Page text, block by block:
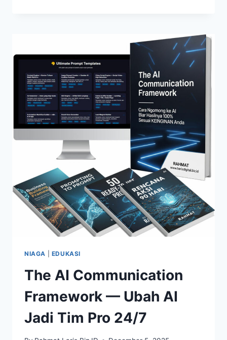
EBOOK
DENGAN
AI
DALAM
24
JAM
NIAGA EDUKASI
The AI Communication
Framework — Ubah AI
Jadi Tim Pro 24/7